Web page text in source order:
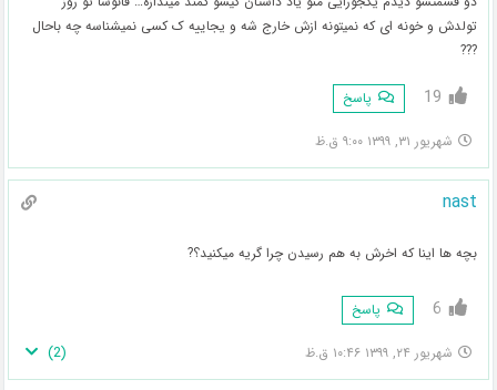
تولدش و خونه ای که نمیتونه ازش خارج شه و یجاییه ک کسی نمیشناسه چه باحال
???
19 پاسخ
شهریور ۳۱, ۱۳۹۹ ۹:۰۰ ق.ظ
nast
بچه ها اینا که اخرش به هم رسیدن چرا گریه میکنید؟?
6 پاسخ
شهریور ۲۴, ۱۳۹۹ ۱۰:۴۶ ق.ظ (
2
)